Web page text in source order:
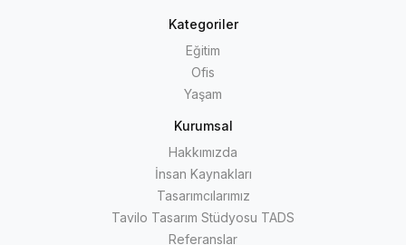
Kategoriler
Eğitim
Ofis
Yaşam
Kurumsal
Hakkımızda
İnsan Kaynakları
Tasarımcılarımız
Tavilo Tasarım Stüdyosu TADS
Referanslar